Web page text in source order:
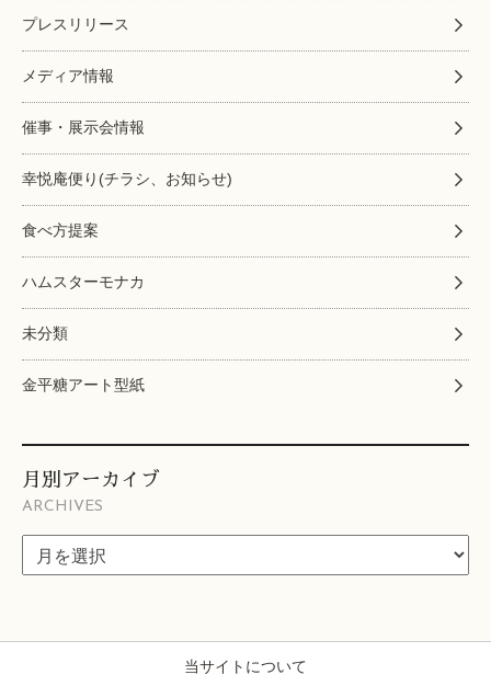
プレスリリース
メディア情報
催事・展示会情報
幸悦庵便り(チラシ、お知らせ)
食べ方提案
ハムスターモナカ
未分類
金平糖アート型紙
月別アーカイブ
ARCHIVES
当サイトについて